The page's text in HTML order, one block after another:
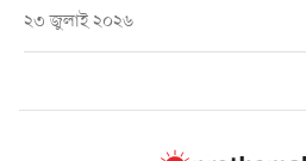
২৩ জুলাই ২০২৬